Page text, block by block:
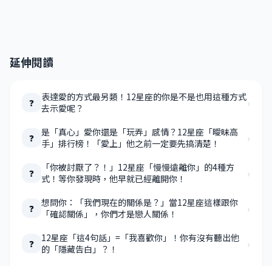
延伸閱讀
❓
表達愛的方式最另類！12星座的你是不是也用這種方式
去示愛呢？
›
❓ 是「真心」愛你還是「玩弄」感情？12星座「曖昧高
手」排行榜！「愛上」他之前一定要先搞清楚！
›
❓
「你被討厭了？！」12星座「慢慢遠離你」的4種方
式！等你發現時，他早就已經離開你！
›
❓ 想問你：「我們現在的關係是？」當12星座這樣跟你
「確認關係」，你們才是戀人關係！
›
❓
12星座「這4句話」=「我喜歡你」！你有沒有聽出他
的「隱藏告白」？！
›